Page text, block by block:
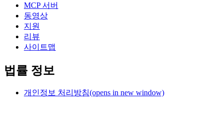
MCP 서버
동영상
지원
리뷰
사이트맵
법률 정보
개인정보 처리방침(opens in new window)